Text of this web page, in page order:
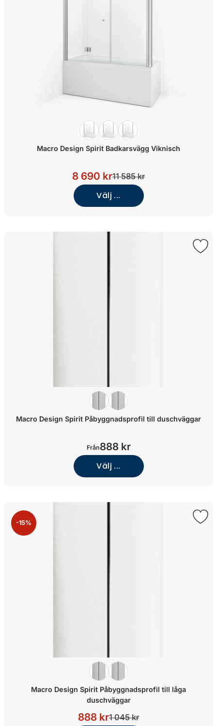
Macro Design Spirit Badkarsvägg Viknisch
8 690 kr11 585 kr
Välj ...
Macro Design Spirit Påbyggnadsprofil till duschväggar
Från888 kr
Välj ...
-15%
Macro Design Spirit Påbyggnadsprofil till låga
duschväggar
888 kr1 045 kr